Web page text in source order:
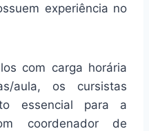
experiência no
com carga horária
os cursistas
essencial para a
coordenador de